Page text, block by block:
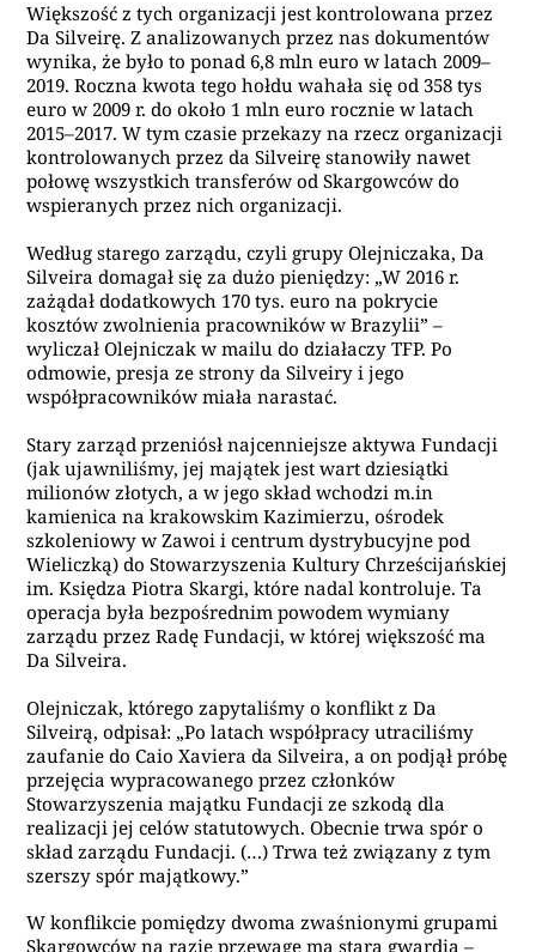
Większość z tych organizacji jest kontrolowana przez
Da Silveirę. Z analizowanych przez nas dokumentów
wynika, że było to ponad 6,8 mln euro w latach 2009–
2019. Roczna kwota tego hołdu wahała się od 358 tys
euro w 2009 r. do około 1 mln euro rocznie w latach
2015–2017. W tym czasie przekazy na rzecz organizacji
kontrolowanych przez da Silveirę stanowiły nawet
połowę wszystkich transferów od Skargowców do
wspieranych przez nich organizacji.
Według starego zarządu, czyli grupy Olejniczaka, Da
Silveira domagał się za dużo pieniędzy: „W 2016 r.
zażądał dodatkowych 170 tys. euro na pokrycie
kosztów zwolnienia pracowników w Brazylii” –
wyliczał Olejniczak w mailu do działaczy TFP. Po
odmowie, presja ze strony da Silveiry i jego
współpracowników miała narastać.
Stary zarząd przeniósł najcenniejsze aktywa Fundacji
(jak ujawniliśmy, jej majątek jest wart dziesiątki
milionów złotych, a w jego skład wchodzi m.in
kamienica na krakowskim Kazimierzu, ośrodek
szkoleniowy w Zawoi i centrum dystrybucyjne pod
Wieliczką) do Stowarzyszenia Kultury Chrześcijańskiej
im. Księdza Piotra Skargi, które nadal kontroluje. Ta
operacja była bezpośrednim powodem wymiany
zarządu przez Radę Fundacji, w której większość ma
Da Silveira.
Olejniczak, którego zapytaliśmy o konflikt z Da
Silveirą, odpisał: „Po latach współpracy utraciliśmy
zaufanie do Caio Xaviera da Silveira, a on podjął próbę
przejęcia wypracowanego przez członków
Stowarzyszenia majątku Fundacji ze szkodą dla
realizacji jej celów statutowych. Obecnie trwa spór o
skład zarządu Fundacji. (…) Trwa też związany z tym
szerszy spór majątkowy.”
W konflikcie pomiędzy dwoma zwaśnionymi grupami
Skargowców na razie przewagę ma stara gwardia –